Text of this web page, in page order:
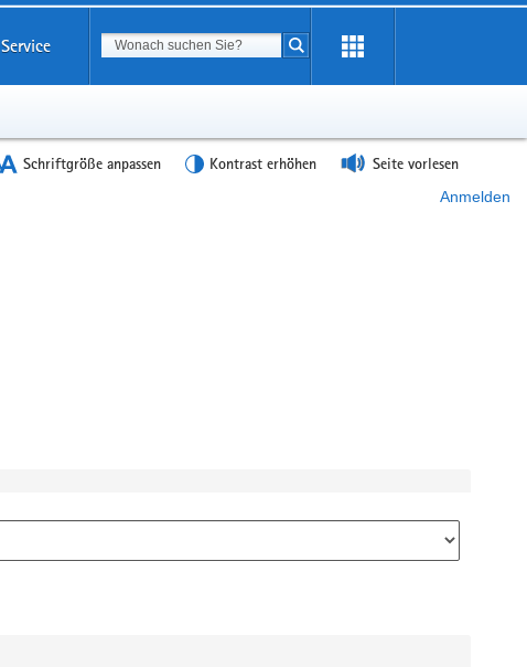
Service Suchbegriff
Suche starten
Schriftgröße anpassen Kontrast erhöhen Seite vorlesen
Anmelden